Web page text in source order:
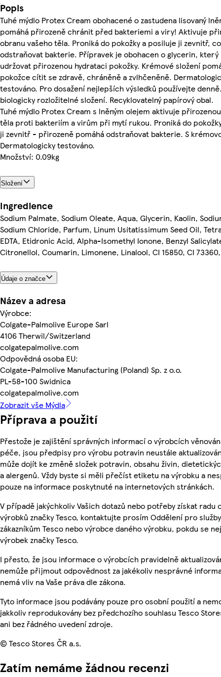
Popis
Tuhé mýdlo Protex Cream obohacené o zastudena lisovaný
pomáhá přirozeně chránit před bakteriemi a viry! Aktivuje
obranu vašeho těla. Proniká do pokožky a posiluje ji zevnitř,
odstraňovat bakterie. Přípravek je obohacen o glycerin, který
udržovat přirozenou hydrataci pokožky. Krémové složení
pokožce cítit se zdravě, chráněně a zvlhčeněně.
testováno. Pro dosažení nejlepších výsledků používejte
biologicky rozložitelné složení. Recyklovatelný papírový obal.
Tuhé mýdlo Protex Cream s lněným olejem aktivuje
těla proti bakteriím a virům při mytí rukou. Proniká do
ji zevnitř - přirozeně pomáhá odstraňovat bakterie. S
Dermatologicky testováno.
Množství: 0.09kg
Složení
Ingredience
Sodium Palmate, Sodium Oleate, Aqua, Glycerin, Kaolin,
Sodium Chloride, Parfum, Linum Usitatissimum Seed Oil,
EDTA, Etidronic Acid, Alpha-Isomethyl Ionone, Benzyl
Citronellol, Coumarin, Limonene, Linalool, CI 15850, CI 73360,
Údaje o značce
Název a adresa
Výrobce:
Colgate-Palmolive Europe Sarl
4106 Therwil/Switzerland
colgatepalmolive.com
Odpovědná osoba EU:
Colgate-Palmolive Manufacturing (Poland) Sp. z o.o.
PL-58-100 Swidnica
colgatepalmolive.com
Zobrazit vše Mýdla
Příprava a použití
Přestože je zajištění správných informací o výrobcích
péče, jsou předpisy pro výrobu potravin neustále
může dojít ke změně složek potravin, obsahu živin,
a alergenů. Vždy byste si měli přečíst etiketu na výrobku a
pouze na informace poskytnuté na internetových stránkách.
V případě jakýchkoliv Vašich dotazů nebo potřeby získat radu
výrobků značky Tesco, kontaktujte prosím Oddělení pro služby
zákazníkům Tesco nebo výrobce daného výrobku, pokdu se
výrobek značky Tesco.
I přesto, že jsou informace o výrobcích pravidelně
nemůže přijmout odpovědnost za jakékoliv nesprávné
nemá vliv na Vaše práva dle zákona.
Tyto informace jsou podávány pouze pro osobní použití a
jakkoliv reprodukovány bez předchozího souhlasu Tesco
ani bez řádného uvedení zdroje.
© Tesco Stores ČR a.s.
Zatím nemáme žádnou recenzi